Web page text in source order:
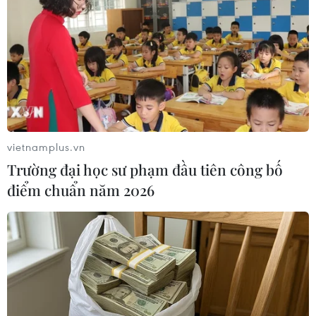
Houthi bị nghi đứng sau
vụ tấn công đánh chìm
tàu hàng Ấn Độ trên
Lực lượng bảo vệ bờ biển
Tổng thống Nga thay đổi
vị trí các chỉ huy tại mặt
trận Ukraine
Theo Interfax, ngày 5/8,
Tổng thống Nga Vladimir
vietnamplus.vn
Trường đại học sư phạm đầu tiên công bố
điểm chuẩn năm 2026